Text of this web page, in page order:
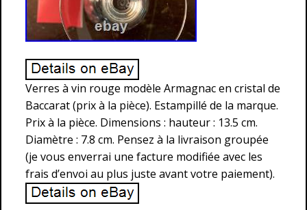
Verres à vin rouge modèle Armagnac en cristal de
Baccarat (prix à la pièce). Estampillé de la marque.
Prix à la pièce. Dimensions : hauteur : 13.5 cm.
Diamètre : 7.8 cm. Pensez à la livraison groupée
(je vous enverrai une facture modifiée avec les
frais d’envoi au plus juste avant votre paiement).